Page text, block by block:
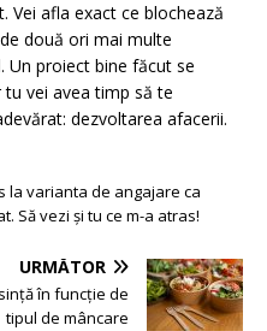
Vei afla exact ce blochează
două ori mai multe
Un proiect bine făcut se
vei avea timp să te
dezvoltarea afacerii.
la varianta de angajare ca
Să vezi și tu ce m-a atras!
URMĂTOR
în funcție de
tipul de mâncare